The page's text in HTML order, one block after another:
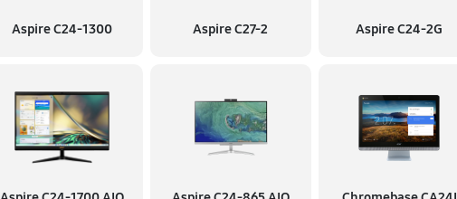
Aspire C24-1300 Aspire C27-2 Aspire C24-2G